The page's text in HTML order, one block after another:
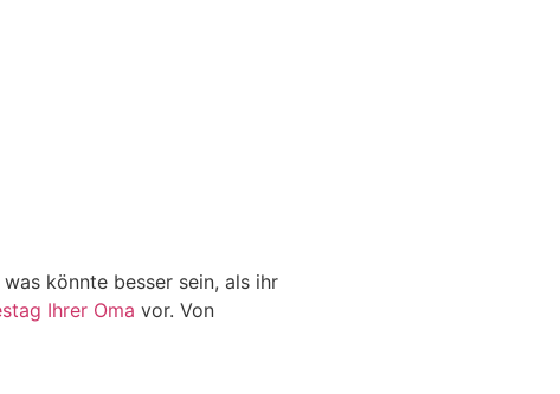
könnte besser sein, als ihr
Ihrer Oma vor. Von